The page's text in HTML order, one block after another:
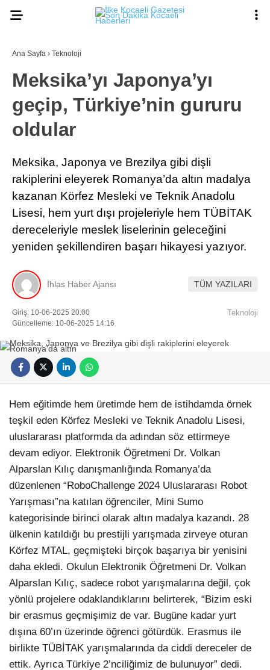
Ana Sayfa › Teknoloji
Meksika’yı Japonya’yı
geçip, Türkiye’nin gururu
oldular
Meksika, Japonya ve Brezilya gibi dişli
rakiplerini eleyerek Romanya’da altın madalya
kazanan Körfez Mesleki ve Teknik Anadolu
Lisesi, hem yurt dışı projeleriyle hem TÜBİTAK
dereceleriyle meslek liselerinin geleceğini
yeniden şekillendiren başarı hikayesi yazıyor.
İhlas Haber Ajansı TÜM YAZILARI
Giriş: 10-06-2025 20:00
Güncelleme: 10-06-2025 14:16
Teknoloji
Hem eğitimde hem üretimde hem de istihdamda örnek
teşkil eden Körfez Mesleki ve Teknik Anadolu Lisesi,
uluslararası platformda da adından söz ettirmeye
devam ediyor. Elektronik Öğretmeni Dr. Volkan
Alparslan Kılıç danışmanlığında Romanya’da
düzenlenen “RoboChallenge 2024 Uluslararası Robot
Yarışması”na katılan öğrenciler, Mini Sumo
kategorisinde birinci olarak altın madalya kazandı. 28
ülkenin katıldığı bu prestijli yarışmada zirveye oturan
Körfez MTAL, geçmişteki birçok başarıya bir yenisini
daha ekledi. Okulun Elektronik Öğretmeni Dr. Volkan
Alparslan Kılıç, sadece robot yarışmalarına değil, çok
yönlü projelere odaklandıklarını belirterek, “Bizim eski
bir erasmus geçmişimiz de var. Bugüne kadar yurt
dışına 60’ın üzerinde öğrenci götürdük. Erasmus ile
birlikte TÜBİTAK yarışmalarında da ciddi dereceler de
ettik. Ayrıca Türkiye 2’nciliğimiz de bulunuyor” dedi.